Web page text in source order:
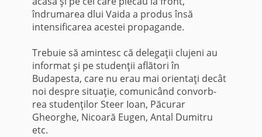
îndrumarea dlui Vaida a produs însă
intensificarea acestei propagande.
Trebuie să amintesc că delegaţii clujeni au
informat şi pe studen­ţii aflători în
Budapesta, care nu erau mai orientaţi decât
noi despre situaţie, comunicând convorb-
rea studenţilor Steer Ioan, Păcurar
Gheorghe, Nicoară Eugen, Antal Dumitru
etc.